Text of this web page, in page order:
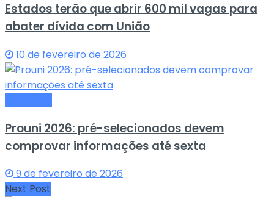
Estados terão que abrir 600 mil vagas para
abater dívida com União
10 de fevereiro de 2026
Prouni 2026: pré-selecionados devem
comprovar informações até sexta
9 de fevereiro de 2026
Next Post